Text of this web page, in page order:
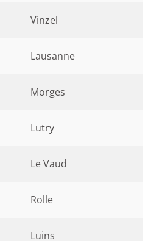
Vinzel
Lausanne
Morges
Lutry
Le Vaud
Rolle
Luins